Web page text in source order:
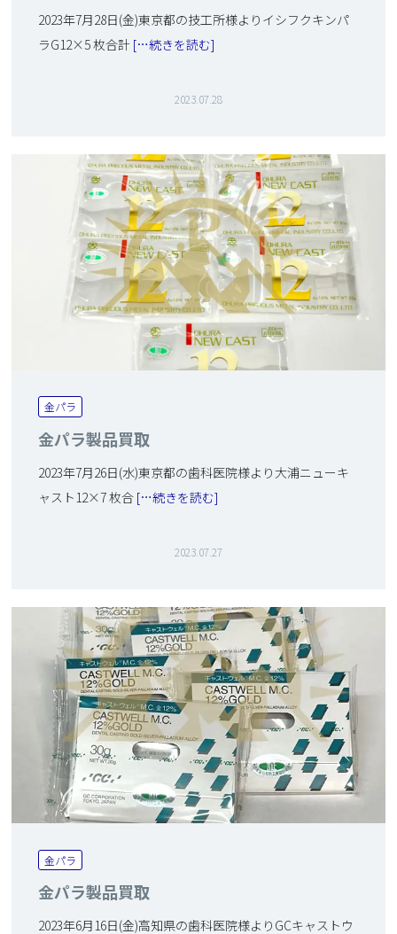
2023年7月28日(金)東京都の技工所様よりイシフクキンパ
ラG12×5 枚合計 […続きを読む]
2023.07.28
金パラ
金パラ製品買取
2023年7月26日(水)東京都の歯科医院様より大浦ニューキ
ャスト12×7 枚合 […続きを読む]
2023.07.27
金パラ
金パラ製品買取
2023年6月16日(金)高知県の歯科医院様よりGCキャストウ